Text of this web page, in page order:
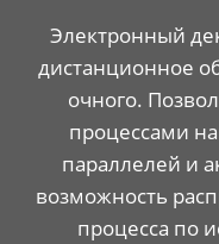
Электронный
дистанционное
очного.
процессами
параллелей и
возможность
процесса по